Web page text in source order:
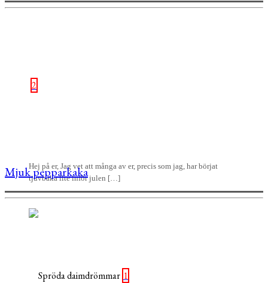
2
Hej på er, Jag vet att många av er, precis som jag, har börjat
tjuvbaka lite inför julen […]
Mjuk pepparkaka
1